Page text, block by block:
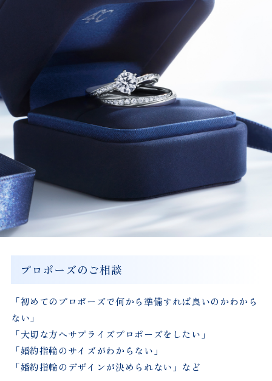
プロポーズのご相談
「初めてのプロポーズで何から準備すれば良いのかわから
ない」
「大切な方へサプライズプロポーズをしたい」
「婚約指輪のサイズがわからない」
「婚約指輪のデザインが決められない」など